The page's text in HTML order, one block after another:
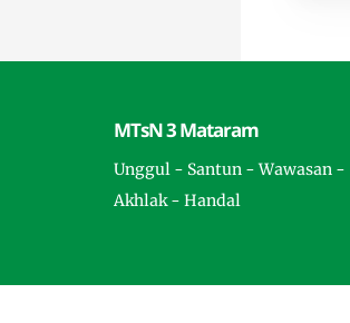
MTsN 3 Mataram
Unggul - Santun - Wawasan -
Akhlak - Handal